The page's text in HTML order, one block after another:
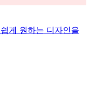
게 원하는 디자인을